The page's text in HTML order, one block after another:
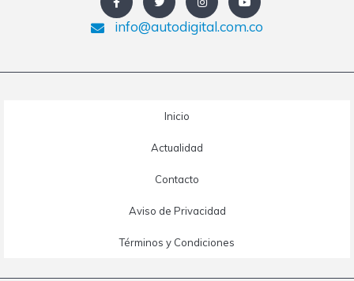
info@autodigital.com.co
Inicio
Actualidad
Contacto
Aviso de Privacidad
Términos y Condiciones